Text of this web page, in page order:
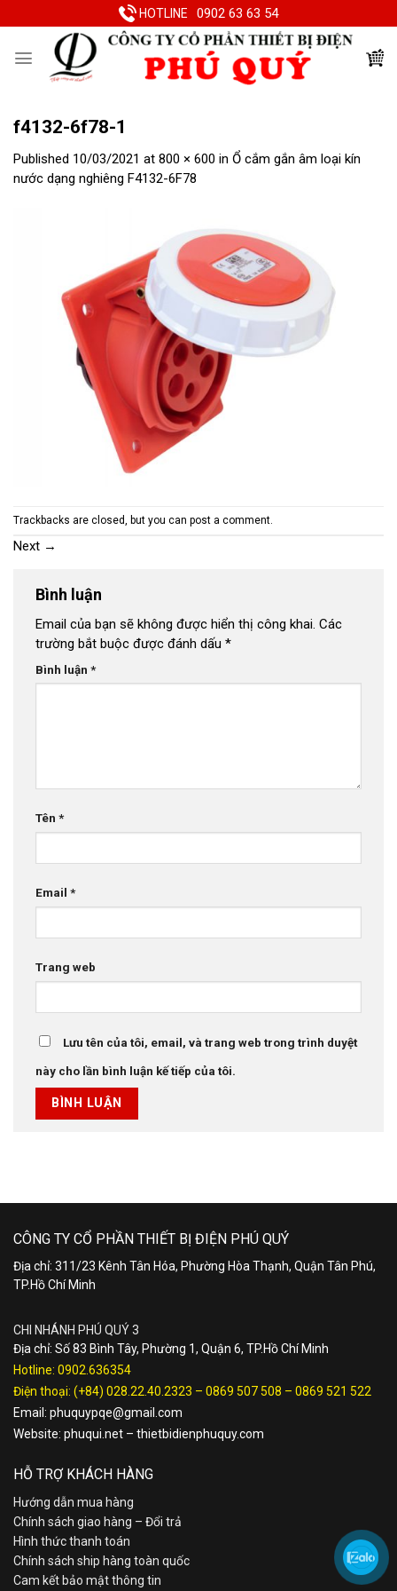
to
HOTLINE 0902 63 63 54
f4132-6f78-1
Published 10/03/2021 at 800 × 600 in Ổ cắm gắn âm loại kín
nước dạng nghiêng F4132-6F78
Trackbacks are closed, but you can post a comment.
Next →
Bình luận
Email của bạn sẽ không được hiển thị công khai. Các
trường bắt buộc được đánh dấu *
Bình luận *
Tên *
Email *
Trang web
Lưu tên của tôi, email, và trang web trong trình duyệt
này cho lần bình luận kế tiếp của tôi.
CÔNG TY CỔ PHẦN THIẾT BỊ ĐIỆN PHÚ QUÝ
Địa chỉ: 311/23 Kênh Tân Hóa, Phường Hòa Thạnh, Quận Tân Phú,
TP.Hồ Chí Minh
CHI NHÁNH PHÚ QUÝ 3
Địa chỉ: Số 83 Bình Tây, Phường 1, Quận 6, TP.Hồ Chí Minh
Hotline: 0902.636354
Điện thoại: (+84) 028.22.40.2323 – 0869 507 508 – 0869 521 522
Email: phuquypqe@gmail.com
Website: phuqui.net – thietbidienphuquy.com
HỖ TRỢ KHÁCH HÀNG
Hướng dẫn mua hàng
Chính sách giao hàng – Đổi trả
Hình thức thanh toán
Chính sách ship hàng toàn quốc
Cam kết bảo mật thông tin